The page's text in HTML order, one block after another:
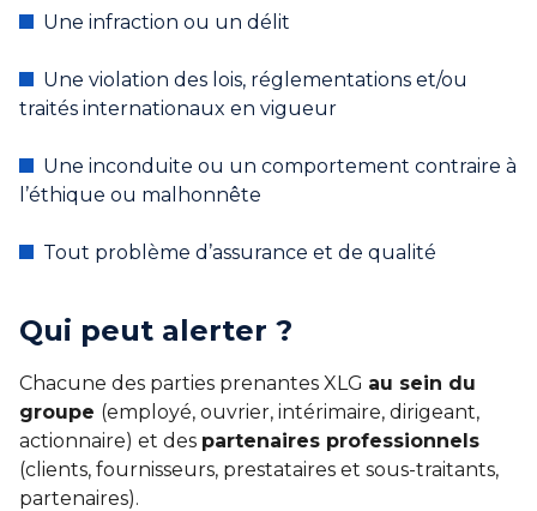
Une infraction ou un délit
Une violation des lois, réglementations et/ou
traités internationaux en vigueur
Une inconduite ou un comportement contraire à
l’éthique ou malhonnête
Tout problème d’assurance et de qualité
Qui peut alerter ?
Chacune des parties prenantes XLG au sein du
groupe (employé, ouvrier, intérimaire, dirigeant,
actionnaire) et des partenaires professionnels
(clients, fournisseurs, prestataires et sous-traitants,
partenaires).